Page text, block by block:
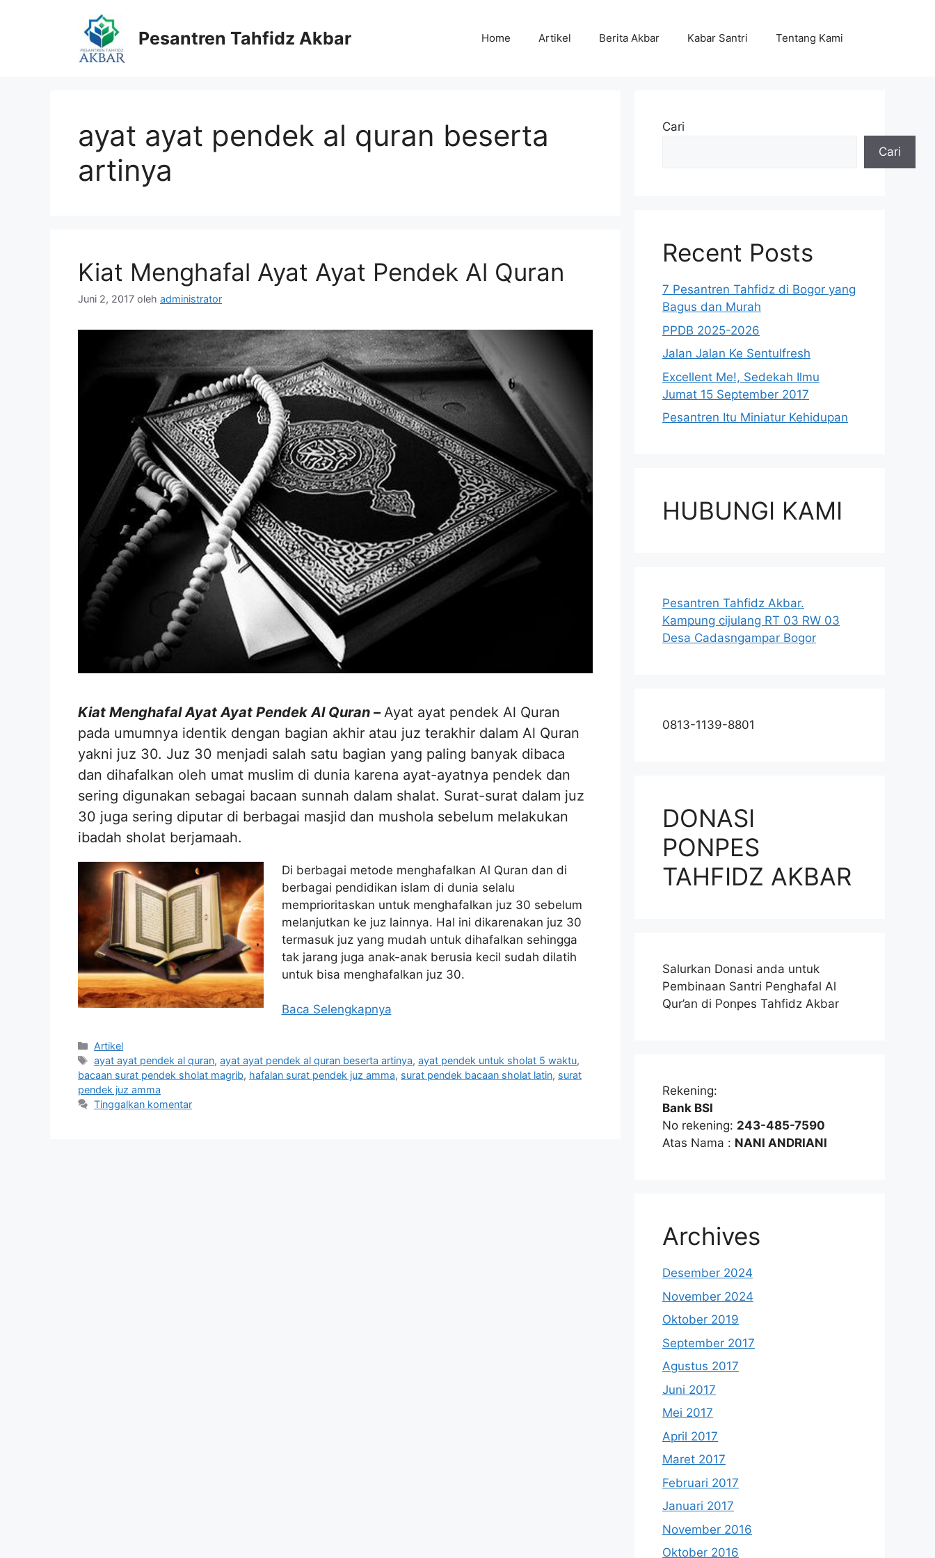
Pesantren Tahfidz Akbar Home Artikel Berita Akbar Kabar Santri Tentang Kami
ayat ayat pendek al quran beserta
artinya
Kiat Menghafal Ayat Ayat Pendek Al Quran
Juni 2, 2017 oleh administrator
Kiat Menghafal Ayat Ayat Pendek Al Quran – Ayat ayat pendek Al Quran
pada umumnya identik dengan bagian akhir atau juz terakhir dalam Al Quran
yakni juz 30. Juz 30 menjadi salah satu bagian yang paling banyak dibaca
dan dihafalkan oleh umat muslim di dunia karena ayat-ayatnya pendek dan
sering digunakan sebagai bacaan sunnah dalam shalat. Surat-surat dalam juz
30 juga sering diputar di berbagai masjid dan mushola sebelum melakukan
ibadah sholat berjamaah.
Di berbagai metode menghafalkan Al Quran dan di
berbagai pendidikan islam di dunia selalu
memprioritaskan untuk menghafalkan juz 30 sebelum
melanjutkan ke juz lainnya. Hal ini dikarenakan juz 30
termasuk juz yang mudah untuk dihafalkan sehingga
tak jarang juga anak-anak berusia kecil sudah dilatih
untuk bisa menghafalkan juz 30.
Baca Selengkapnya
Kategori
Artikel
Tag
ayat ayat pendek al quran,ayat ayat pendek al quran beserta artinya,ayat pendek untuk sholat 5 waktu,
bacaan surat pendek sholat magrib, hafalan surat pendek juz amma, surat pendek bacaan sholat latin, surat
pendek juz amma
Tinggalkan komentar
Cari
Cari
Recent Posts
7 Pesantren Tahfidz di Bogor yang
Bagus dan Murah
PPDB 2025-2026
Jalan Jalan Ke Sentulfresh
Excellent Me!, Sedekah Ilmu
Jumat 15 September 2017
Pesantren Itu Miniatur Kehidupan
HUBUNGI KAMI
Pesantren Tahfidz Akbar.
Kampung cijulang RT 03 RW 03
Desa Cadasngampar Bogor
0813-1139-8801
DONASI
PONPES
TAHFIDZ AKBAR
Salurkan Donasi anda untuk
Pembinaan Santri Penghafal Al
Qur’an di Ponpes Tahfidz Akbar
Rekening:
Bank BSI
No rekening: 243-485-7590
Atas Nama : NANI ANDRIANI
Archives
Desember 2024
November 2024
Oktober 2019
September 2017
Agustus 2017
Juni 2017
Mei 2017
April 2017
Maret 2017
Februari 2017
Januari 2017
November 2016
Oktober 2016